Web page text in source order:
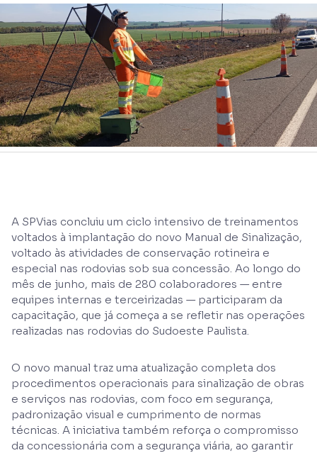
A SPVias concluiu um ciclo intensivo de treinamentos
voltados à implantação do novo Manual de Sinalização,
voltado às atividades de conservação rotineira e
especial nas rodovias sob sua concessão. Ao longo do
mês de junho, mais de 280 colaboradores — entre
equipes internas e terceirizadas — participaram da
capacitação, que já começa a se refletir nas operações
realizadas nas rodovias do Sudoeste Paulista.
O novo manual traz uma atualização completa dos
procedimentos operacionais para sinalização de obras
e serviços nas rodovias, com foco em segurança,
padronização visual e cumprimento de normas
técnicas. A iniciativa também reforça o compromisso
da concessionária com a segurança viária, ao garantir